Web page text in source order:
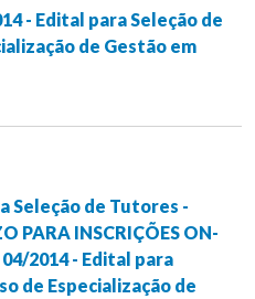
- Edital para Seleção de
de Gestão em
Seleção de Tutores -
PARA INSCRIÇÕES ON-
2014 - Edital para
de Especialização de